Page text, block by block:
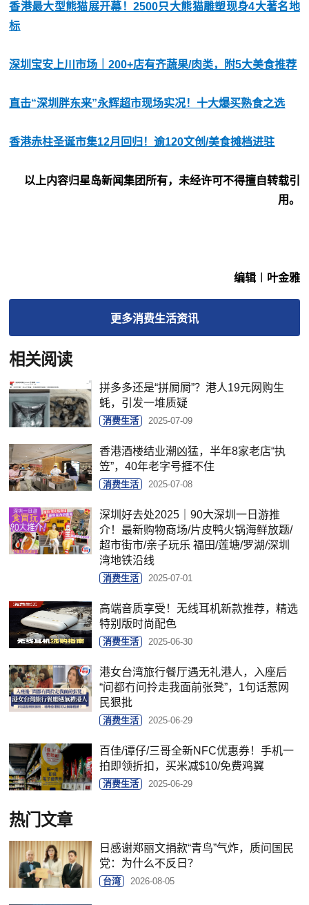
香港最大型熊猫展开幕！2500只大熊猫雕塑现身4大著名地
标
深圳宝安上川市场｜200+店有齐蔬果/肉类，附5大美食推荐
直击“深圳胖东来”永辉超市现场实况！十大爆买熟食之选
香港赤柱圣诞市集12月回归！逾120文创/美食摊档进驻
以上内容归星岛新闻集团所有，未经许可不得擅自转载引
用。
编辑︱叶金雅
更多消费生活资讯
相关阅读
拼多多还是“拼屙屙”？港人19元网购生
蚝，引发一堆质疑
消费生活 2025-07-09
香港酒楼结业潮凶猛，半年8家老店“执
笠”，40年老字号捱不住
消费生活 2025-07-08
深圳好去处2025｜90大深圳一日游推
介！最新购物商场/片皮鸭火锅海鲜放题/
超市街市/亲子玩乐 福田/莲塘/罗湖/深圳
湾地铁沿线
消费生活 2025-07-01
高端音质享受！无线耳机新款推荐，精选
特别版时尚配色
消费生活 2025-06-30
港女台湾旅行餐厅遇无礼港人，入座后
“问都冇问拎走我面前张凳”，1句话惹网
民狠批
消费生活 2025-06-29
百佳/谭仔/三哥全新NFC优惠券！手机一
拍即领折扣，买米减$10/免费鸡翼
消费生活 2025-06-29
热门文章
日感谢郑丽文捐款“青鸟”气炸，质问国民
党：为什么不反日？
台湾 2026-08-05